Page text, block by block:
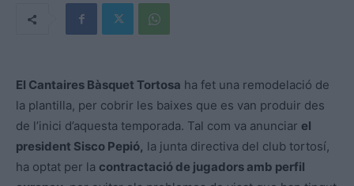
El Cantaires Bàsquet Tortosa ha fet una remodelació de
la plantilla, per cobrir les baixes que es van produir des
de l’inici d’aquesta temporada. Tal com va anunciar el
president Sisco Pepió, la junta directiva del club tortosí,
ha optat per la contractació de jugadors amb perfil